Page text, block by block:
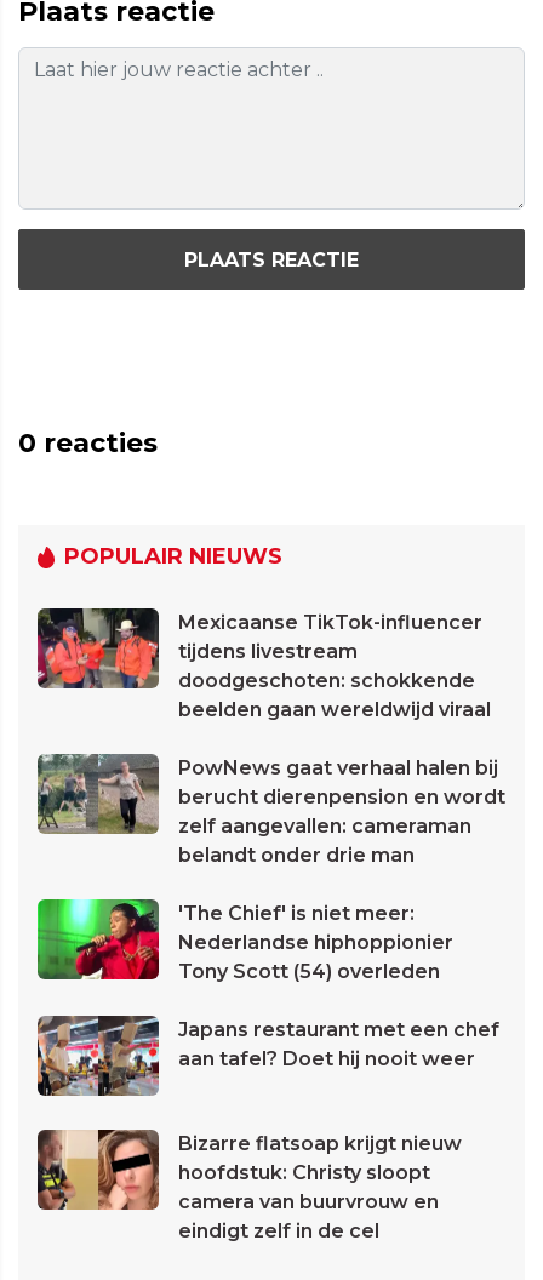
Plaats reactie
PLAATS REACTIE
0 reacties
POPULAIR NIEUWS
Mexicaanse TikTok-influencer
tijdens livestream
doodgeschoten: schokkende
beelden gaan wereldwijd viraal
PowNews gaat verhaal halen bij
berucht dierenpension en wordt
zelf aangevallen: cameraman
belandt onder drie man
'The Chief' is niet meer:
Nederlandse hiphoppionier
Tony Scott (54) overleden
Japans restaurant met een chef
aan tafel? Doet hij nooit weer
Bizarre flatsoap krijgt nieuw
hoofdstuk: Christy sloopt
camera van buurvrouw en
eindigt zelf in de cel